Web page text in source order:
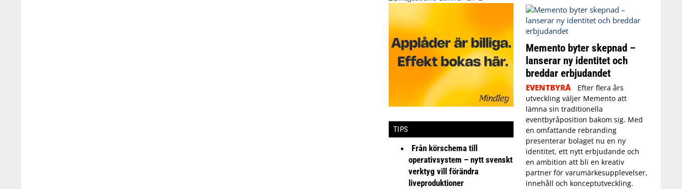
TIPS
Från körschema till
operativsystem – nytt svenskt
verktyg vill förändra
liveproduktioner
Memento byter skepnad –
lanserar ny identitet och
breddar erbjudandet
EVENTBYRÅ
Efter flera års
utveckling väljer Memento att
lämna sin traditionella
eventbyråposition bakom sig. Med
en omfattande rebranding
presenterar bolaget nu en ny
identitet, ett nytt erbjudande och
en ambition att bli en kreativ
partner för varumärkesupplevelser,
innehåll och konceptutveckling.